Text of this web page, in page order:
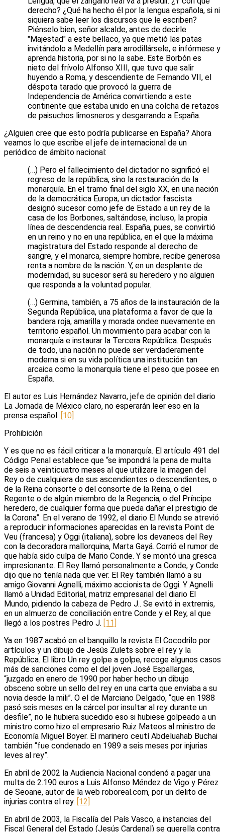
derecho? ¿Qué ha hecho él por la lengua española, si ni
siquiera sabe leer los discursos que le escriben?
Piénselo bien, señor alcalde, antes de decirle
"Majestad" a este bellaco, ya que metió las patas
invitándolo a Medellín para arrodillársele, e infórmese y
aprenda historia, por si no la sabe. Este Borbón es
nieto del frívolo Alfonso XIII, que tuvo que salir
huyendo a Roma, y descendiente de Fernando VII, el
déspota tarado que provocó la guerra de
Independencia de América convirtiendo a este
continente que estaba unido en una colcha de retazos
de paisuchos limosneros y desgarrando a España.
¿Alguien cree que esto podría publicarse en España? Ahora
veamos lo que escribe el jefe de internacional de un
periódico de ámbito nacional:
(…) Pero el fallecimiento del dictador no significó el
regreso de la república, sino la restauración de la
monarquía. En el tramo final del siglo XX, en una nación
de la democrática Europa, un dictador fascista
designó sucesor como jefe de Estado a un rey de la
casa de los Borbones, saltándose, incluso, la propia
línea de descendencia real. España, pues, se convirtió
en un reino y no en una república, en el que la máxima
magistratura del Estado responde al derecho de
sangre, y el monarca, siempre hombre, recibe generosa
renta a nombre de la nación. Y, en un desplante de
modernidad, su sucesor será su heredero y no alguien
que responda a la voluntad popular.
(…) Germina, también, a 75 años de la instauración de la
Segunda República, una plataforma a favor de que la
bandera roja, amarilla y morada ondee nuevamente en
territorio español. Un movimiento para acabar con la
monarquía e instaurar la Tercera República. Después
de todo, una nación no puede ser verdaderamente
moderna si en su vida política una institución tan
arcaica como la monarquía tiene el peso que posee en
España.
El autor es Luis Hernández Navarro, jefe de opinión del diario
La Jornada de México claro, no esperarán leer eso en la
prensa español. [10]
Prohibición
Y es que no es fácil criticar a la monarquía. El artículo 491 del
Código Penal establece que “se impondrá la pena de multa
de seis a veinticuatro meses al que utilizare la imagen del
Rey o de cualquiera de sus ascendientes o descendientes, o
de la Reina consorte o del consorte de la Reina, o del
Regente o de algún miembro de la Regencia, o del Príncipe
heredero, de cualquier forma que pueda dañar el prestigio de
la Corona”. En el verano de 1992, el diario El Mundo se atrevió
a reproducir informaciones aparecidas en la revista Point de
Veu (francesa) y Oggi (italiana), sobre los devaneos del Rey
con la decoradora mallorquina, Marta Gayá. Corrió el rumor de
que había sido culpa de Mario Conde. Y se montó una gresca
impresionante. El Rey llamó personalmente a Conde, y Conde
dijo que no tenía nada que ver. El Rey también llamó a su
amigo Giovanni Agnelli, máximo accionista de Oggi. Y Agnelli
llamó a Unidad Editorial, matriz empresarial del diario El
Mundo, pidiendo la cabeza de Pedro J.. Se evitó in extremis,
en un almuerzo de conciliación entre Conde y el Rey, al que
llegó a los postres Pedro J. [11]
Ya en 1987 acabó en el banquillo la revista El Cocodrilo por
artículos y un dibujo de Jesús Zulets sobre el rey y la
República. El libro Un rey golpe a golpe, recoge algunos casos
más de sanciones como el del joven José Espallargas,
“juzgado en enero de 1990 por haber hecho un dibujo
obsceno sobre un sello del rey en una carta que enviaba a su
novia desde la mili”. O el de Marciano Delgado, “que en 1988
pasó seis meses en la cárcel por insultar al rey durante un
desfile”, no le hubiera sucedido eso si hubiese golpeado a un
ministro como hizo el empresario Ruiz Mateos al ministro de
Economía Miguel Boyer. El marinero ceutí Abdeluahab Buchai
también “fue condenado en 1989 a seis meses por injurias
leves al rey”.
En abril de 2002 la Audiencia Nacional condenó a pagar una
multa de 2.190 euros a Luis Alfonso Méndez de Vigo y Pérez
de Seoane, autor de la web roboreal.com, por un delito de
injurias contra el rey. [12]
En abril de 2003, la Fiscalía del País Vasco, a instancias del
Fiscal General del Estado (Jesús Cardenal) se querella contra